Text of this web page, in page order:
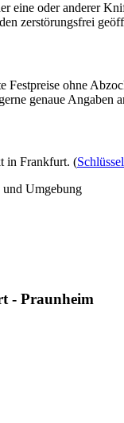
eine oder anderer
zerstörungsfrei
Festpreise ohne
genaue Angaben
in Frankfurt. (
- Praunheim